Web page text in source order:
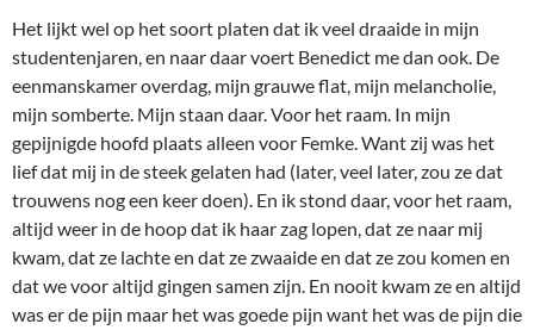
Het lijkt wel op het soort platen dat ik veel draaide in mijn
studentenjaren, en naar daar voert Benedict me dan ook. De
eenmanskamer overdag, mijn grauwe flat, mijn melancholie,
mijn somberte. Mijn staan daar. Voor het raam. In mijn
gepijnigde hoofd plaats alleen voor Femke. Want zij was het
lief dat mij in de steek gelaten had (later, veel later, zou ze dat
trouwens nog een keer doen). En ik stond daar, voor het raam,
altijd weer in de hoop dat ik haar zag lopen, dat ze naar mij
kwam, dat ze lachte en dat ze zwaaide en dat ze zou komen en
dat we voor altijd gingen samen zijn. En nooit kwam ze en altijd
was er de pijn maar het was goede pijn want het was de pijn die